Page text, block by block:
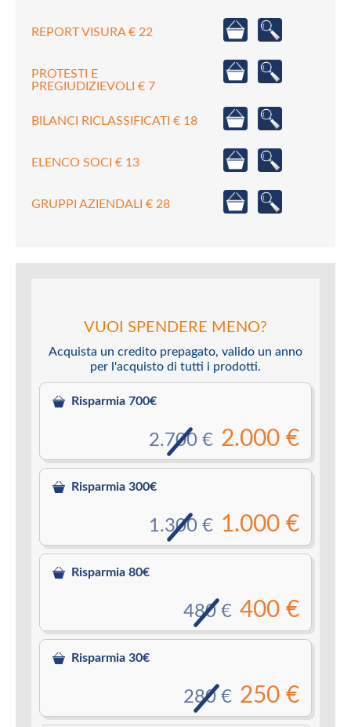
REPORT VISURA € 22
PROTESTI E
PREGIUDIZIEVOLI € 7
BILANCI RICLASSIFICATI € 18
ELENCO SOCI € 13
GRUPPI AZIENDALI € 28
VUOI SPENDERE MENO?
Acquista un credito prepagato, valido un anno
per l'acquisto di tutti i prodotti.
Risparmia 700€
2.000 €
2.700 €
Risparmia 300€
1.000 €
1.300 €
Risparmia 80€
400 €
480 €
Risparmia 30€
250 €
280 €